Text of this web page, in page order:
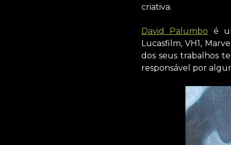
criativa.
David Palumbo é
Lucasfilm, VH1,
dos seus trabalhos
responsável por